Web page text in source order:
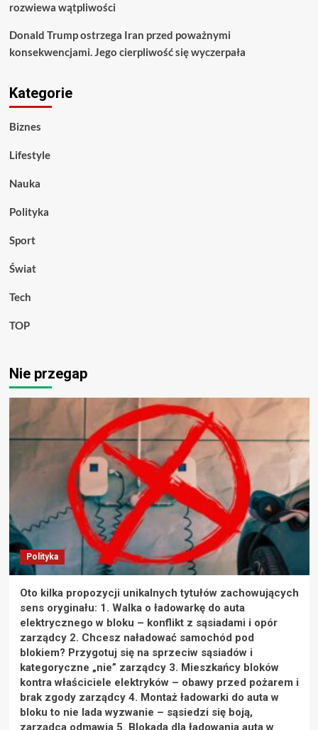
rozwiewa wątpliwości
Donald Trump ostrzega Iran przed poważnymi
konsekwencjami. Jego cierpliwość się wyczerpała
Kategorie
Biznes
Lifestyle
Nauka
Polityka
Sport
Świat
Tech
TOP
Nie przegap
Polityka
Oto kilka propozycji unikalnych tytułów zachowujących
sens oryginału: 1. Walka o ładowarkę do auta
elektrycznego w bloku – konflikt z sąsiadami i opór
zarządcy 2. Chcesz naładować samochód pod
blokiem? Przygotuj się na sprzeciw sąsiadów i
kategoryczne „nie” zarządcy 3. Mieszkańcy bloków
kontra właściciele elektryków – obawy przed pożarem i
brak zgody zarządcy 4. Montaż ładowarki do auta w
bloku to nie lada wyzwanie – sąsiedzi się boją,
zarządca odmawia 5. Blokada dla ładowania auta w